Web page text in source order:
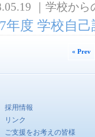
学校から
年度 学校自
« Prev
採用情報
リンク
ご支援をお考えの皆様